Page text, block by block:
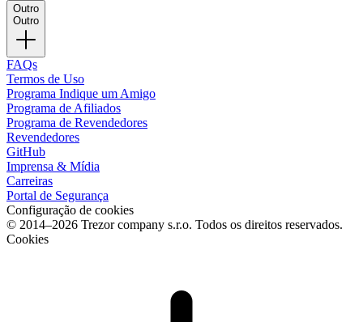
Outro
Outro
FAQs
Termos de Uso
Programa Indique um Amigo
Programa de Afiliados
Programa de Revendedores
Revendedores
GitHub
Imprensa & Mídia
Carreiras
Portal de Segurança
Configuração de cookies
© 2014–2026 Trezor company s.r.o. Todos os direitos reservados.
Cookies